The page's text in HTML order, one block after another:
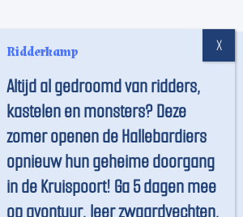
vzw
Langestraat 191, 8000 Brugge
Ridderkamp
Altijd al gedroomd van ridders,
kastelen en monsters? Deze
zomer openen de Hallebardiers
opnieuw hun geheime doorgang
in de Kruispoort! Ga 5 dagen mee
op avontuur, leer zwaardvechten,